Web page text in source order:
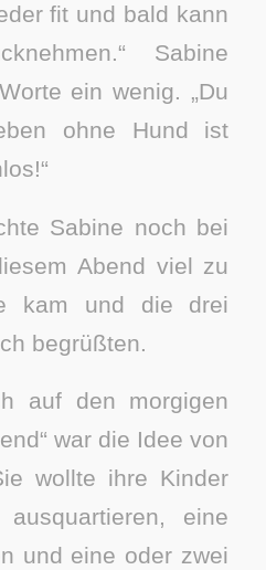
fit und bald kann
Sabine
ein wenig. „Du
ohne Hund ist
Sabine noch bei
Abend viel zu
kam und die drei
begrüßten.
auf den morgigen
war die Idee von
wollte ihre Kinder
eine
und eine oder zwei